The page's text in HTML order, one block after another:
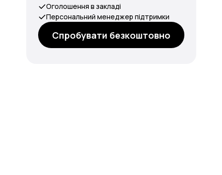
Оголошення в закладі
Персональний менеджер підтримки
Спробувати безкоштовно